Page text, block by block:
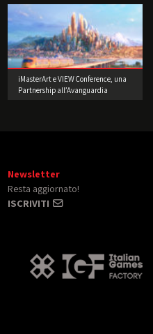
iMasterArt e VIEW Conference, una
Partnership all’Avanguardia
Newsletter
Resta aggiornato!
ISCRIVITI